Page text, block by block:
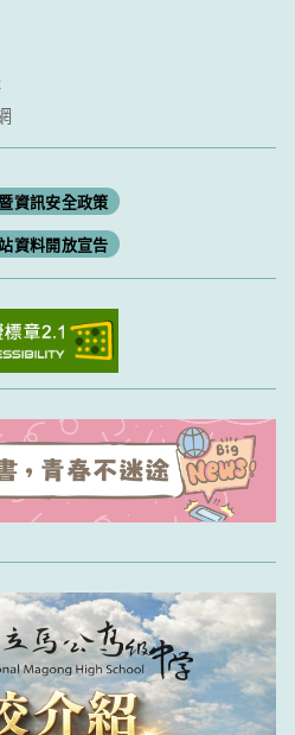
資訊安全政策
資料開放宣告